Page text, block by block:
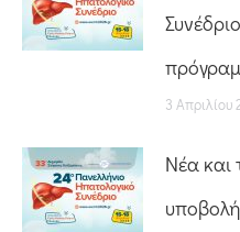
3 Απριλίου
Nέα